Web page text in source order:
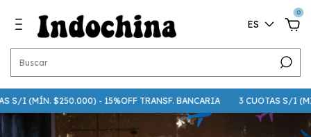
ES
0
I (MÍN. $250.000) - 15%OFF TRANSF. BANCARIA 3 CUOTAS S/I